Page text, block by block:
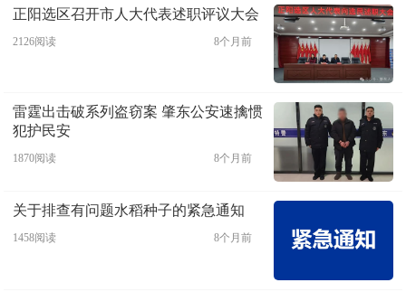
正阳选区召开市人大代表述职评议大会
2126阅读 8个月前
雷霆出击破系列盗窃案 肇东公安速擒惯
犯护民安
1870阅读 8个月前
关于排查有问题水稻种子的紧急通知
1458阅读 8个月前